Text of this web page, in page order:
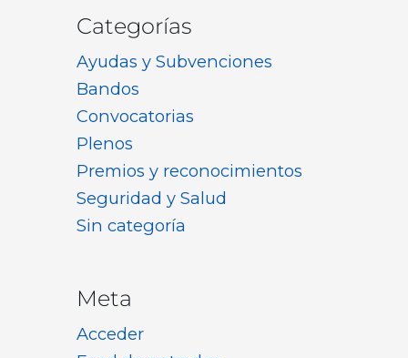
Categorías
Ayudas y Subvenciones
Bandos
Convocatorias
Plenos
Premios y reconocimientos
Seguridad y Salud
Sin categoría
Meta
Acceder